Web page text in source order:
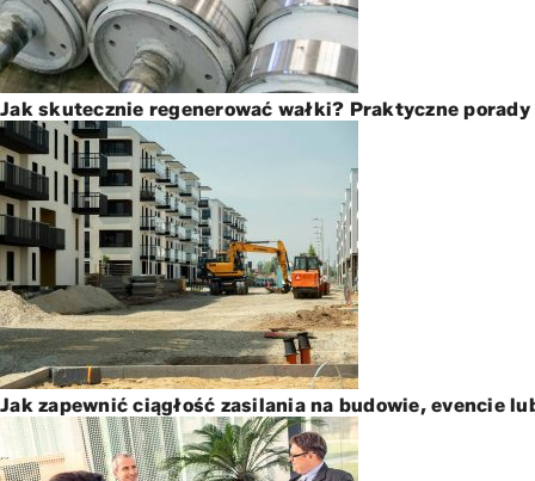
Jak skutecznie regenerować wałki? Praktyczne
Jak zapewnić ciągłość zasilania na budowie, evencie